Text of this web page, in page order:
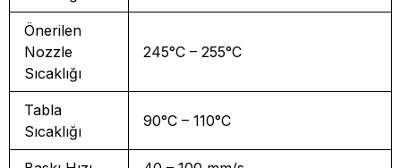
Önerilen
Nozzle
Sıcaklığı
245°C – 255°C
Tabla
Sıcaklığı
90°C – 110°C